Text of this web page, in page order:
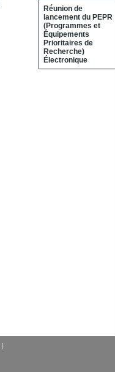
Réunion de
lancement du PEPR
(Programmes et
Équipements
Prioritaires de
Recherche)
Électronique
|